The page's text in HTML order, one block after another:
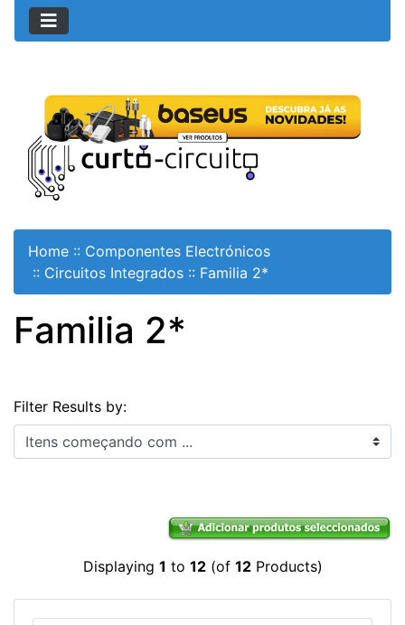
Home :: Componentes Electrónicos
:: Circuitos Integrados :: Familia 2*
Familia 2*
Filter Results by:
Itens começando com ...
Displaying 1 to 12(of 12Products)